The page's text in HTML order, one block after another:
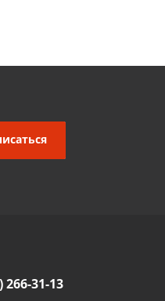
266-31-13